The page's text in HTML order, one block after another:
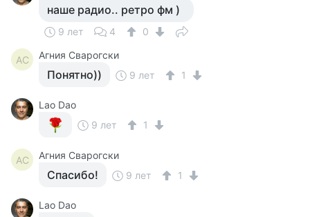
наше радио.. ретро фм )
9 лет 4 0
АС Агния Сварогски
Понятно)) 9 лет 1
Lao Dao
9 лет
1
АС Агния Сварогски
Спасибо! 9 лет 1
Lao Dao